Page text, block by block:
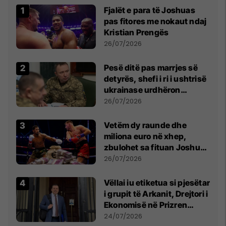
Fjalët e para të Joshuas
pas fitores me nokaut ndaj
Kristian Prengës
26/07/2026
Pesë ditë pas marrjes së
detyrës, shefi i ri i ushtrisë
ukrainase urdhëron
kontroll të madh
26/07/2026
Vetëm dy raunde dhe
miliona euro në xhep,
zbulohet sa fituan Joshua
e Prenga
26/07/2026
Vëllai iu etiketua si pjesëtar
i grupit të Arkanit, Drejtori i
Ekonomisë në Prizren
mohon pretendimet
24/07/2026